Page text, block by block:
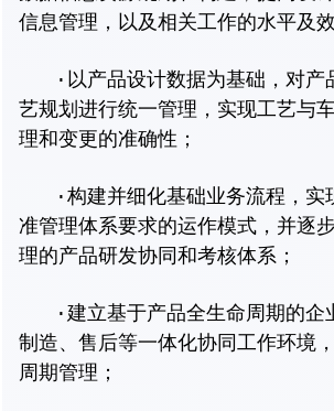
信息管理，以及相关工作的水平及效
·以产品设计数据为基础，对产
艺规划进行统一管理，实现工艺与
理和变更的准确性；
·构建并细化基础业务流程，实
准管理体系要求的运作模式，并逐
理的产品研发协同和考核体系；
·建立基于产品全生命周期的企
制造、售后等一体化协同工作环境
周期管理；